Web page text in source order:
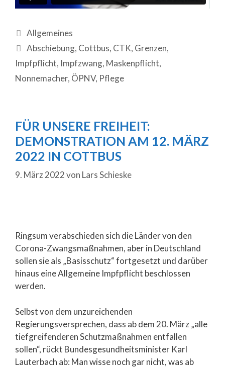
Allgemeines
Abschiebung, Cottbus, CTK, Grenzen,
Impfpflicht, Impfzwang, Maskenpflicht,
Nonnemacher, ÖPNV, Pflege
FÜR UNSERE FREIHEIT:
DEMONSTRATION AM 12. MÄRZ
2022 IN COTTBUS
9. März 2022von Lars Schieske
Ringsum verabschieden sich die Länder von den
Corona-Zwangsmaßnahmen, aber in Deutschland
sollen sie als „Basisschutz“ fortgesetzt und darüber
hinaus eine Allgemeine Impfpflicht beschlossen
werden.
Selbst von dem unzureichenden
Regierungsversprechen, dass ab dem 20. März „alle
tiefgreifenderen Schutzmaßnahmen entfallen
sollen“, rückt Bundesgesundheitsminister Karl
Lauterbach ab: Man wisse noch gar nicht, was ab